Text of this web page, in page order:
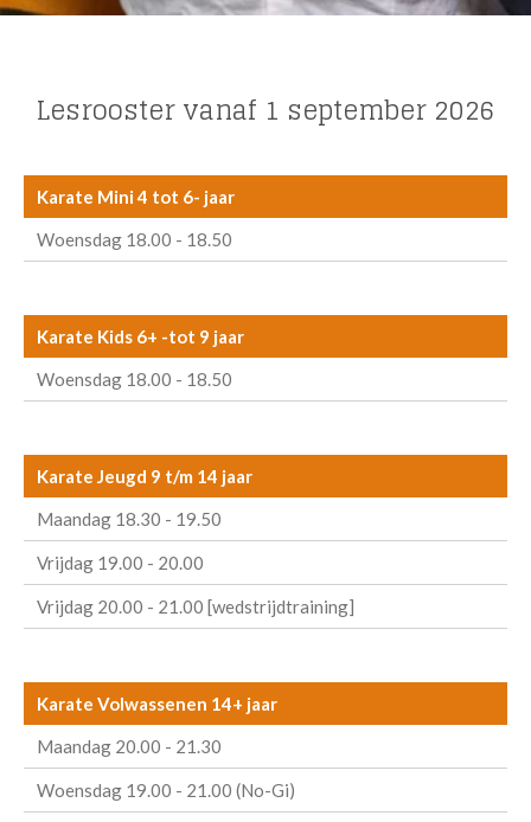
Lesrooster vanaf 1 september 2026
Karate Mini 4 tot 6- jaar
Woensdag 18.00 - 18.50
Karate Kids 6+ -tot 9 jaar
Woensdag 18.00 - 18.50
Karate Jeugd 9 t/m 14 jaar
Maandag 18.30 - 19.50
Vrijdag 19.00 - 20.00
Vrijdag 20.00 - 21.00 [wedstrijdtraining]
Karate Volwassenen 14+ jaar
Maandag 20.00 - 21.30
Woensdag 19.00 - 21.00 (No-Gi)